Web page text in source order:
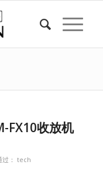
FX10收放机
过： tech